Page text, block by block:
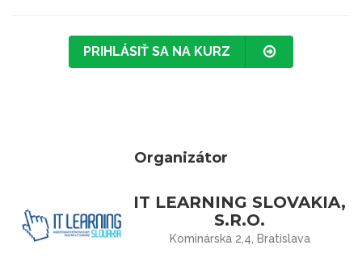
PRIHLÁSIŤ SA NA KURZ
Organizátor
IT LEARNING SLOVAKIA,
S.R.O.
Kominárska 2,4, Bratislava